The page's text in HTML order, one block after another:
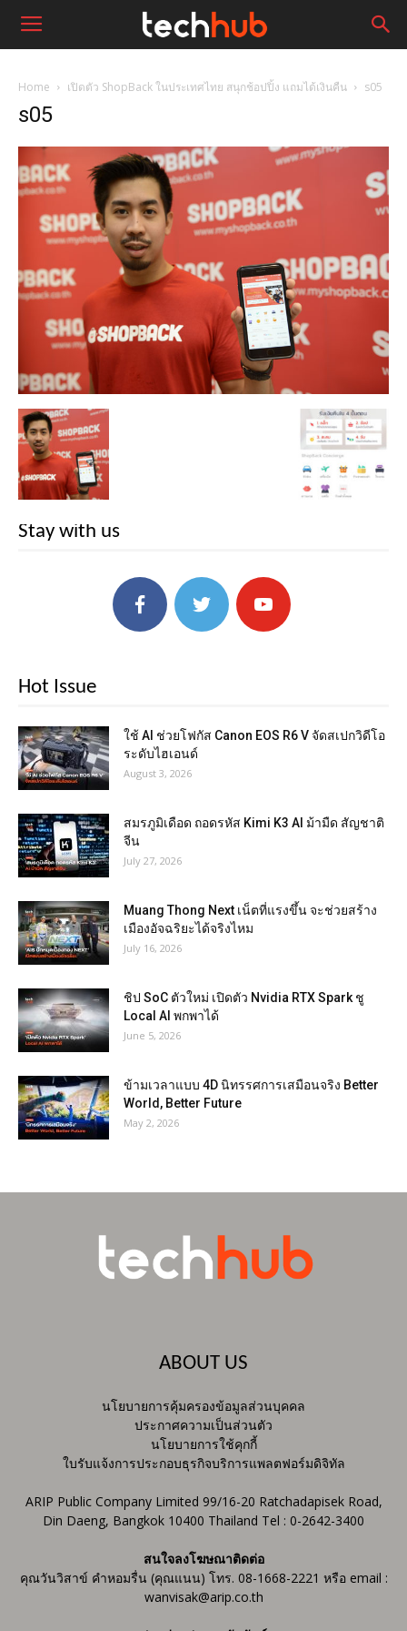
Home เปิดตัว ShopBack ในประเทศไทย สนุกช้อปปิ้ง แถมได้เงินคืน s05
s05
Stay with us
Hot Issue
ใช้ AI ช่วยโฟกัส Canon EOS R6 V จัดสเปกวิดีโอ
ระดับไฮเอนด์
August 3, 2026
สมรภูมิเดือด ถอดรหัส Kimi K3 AI ม้ามืด สัญชาติ
จีน
July 27, 2026
Muang Thong Next เน็ตที่แรงขึ้น จะช่วยสร้าง
เมืองอัจฉริยะได้จริงไหม
July 16, 2026
ชิป SoC ตัวใหม่ เปิดตัว Nvidia RTX Spark ชู
Local AI พกพาได้
June 5, 2026
ข้ามเวลาแบบ 4D นิทรรศการเสมือนจริง Better
World, Better Future
May 2, 2026
ABOUT US
นโยบายการคุ้มครองข้อมูลส่วนบุคคล
ประกาศความเป็นส่วนตัว
นโยบายการใช้คุกกี้
ใบรับแจ้งการประกอบธุรกิจบริการแพลตฟอร์มดิจิทัล
ARIP Public Company Limited 99/16-20 Ratchadapisek Road,
Din Daeng, Bangkok 10400 Thailand Tel : 0-2642-3400
สนใจลงโฆษณาติดต่อ
คุณวันวิสาข์ คำหอมรื่น (คุณแนน) โทร. 08-1668-2221 หรือ email :
wanvisak@arip.co.th